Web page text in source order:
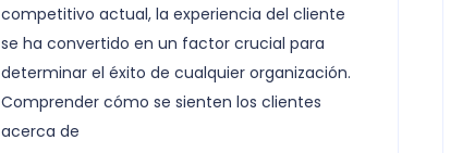
competitivo actual, la experiencia del cliente
se ha convertido en un factor crucial para
determinar el éxito de cualquier organización.
Comprender cómo se sienten los clientes
acerca de